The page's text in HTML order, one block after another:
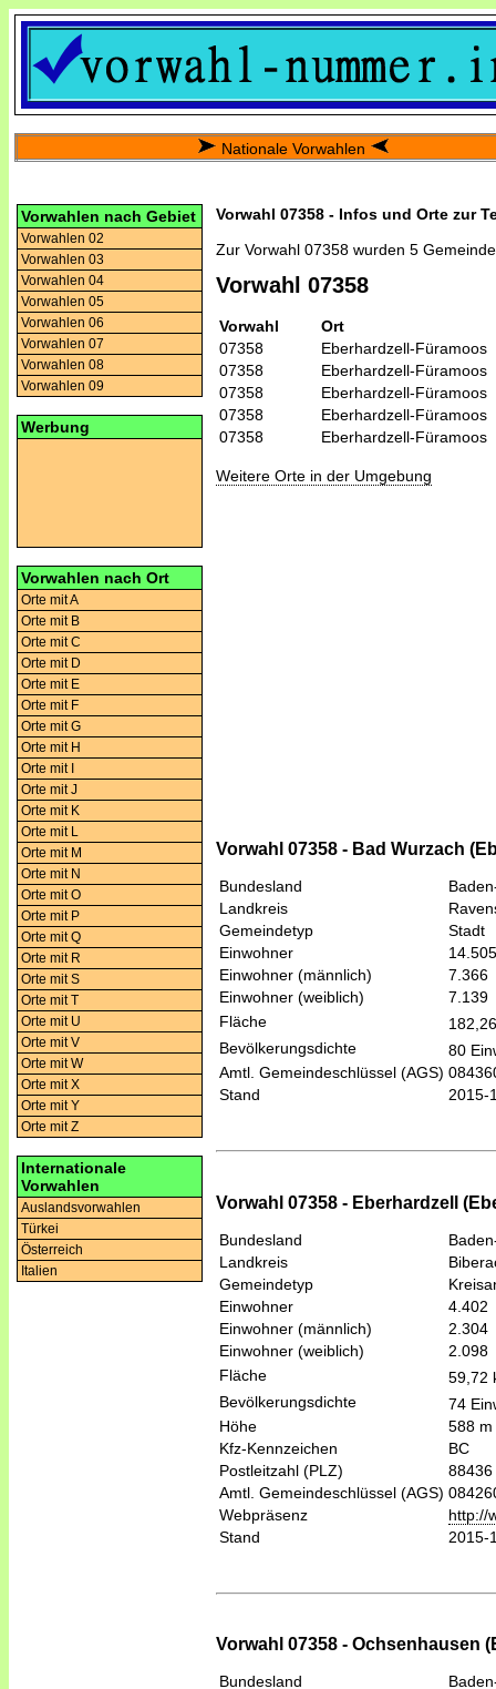
Nationale Vorwahlen
Vorwahlen nach Gebiet
Vorwahlen 02
Vorwahlen 03
Vorwahlen 04
Vorwahlen 05
Vorwahlen 06
Vorwahlen 07
Vorwahlen 08
Vorwahlen 09
Werbung
Vorwahlen nach Ort
Orte mit A
Orte mit B
Orte mit C
Orte mit D
Orte mit E
Orte mit F
Orte mit G
Orte mit H
Orte mit I
Orte mit J
Orte mit K
Orte mit L
Orte mit M
Orte mit N
Orte mit O
Orte mit P
Orte mit Q
Orte mit R
Orte mit S
Orte mit T
Orte mit U
Orte mit V
Orte mit W
Orte mit X
Orte mit Y
Orte mit Z
Internationale
Vorwahlen
Auslandsvorwahlen
Türkei
Österreich
Italien
Vorwahl 07358 - Infos und Orte zur
Zur Vorwahl 07358 wurden 5
Vorwahl 07358
Vorwahl
Ort
07358
Eberhardzell-Füramoos
07358
Eberhardzell-Füramoos
07358
Eberhardzell-Füramoos
07358
Eberhardzell-Füramoos
07358
Eberhardzell-Füramoos
Weitere Orte in der Umgebung
Vorwahl 07358 - Bad Wurzach
Bundesland
Landkreis
Gemeindetyp
Stadt
Einwohner
14.505
Einwohner (männlich)
7.366
Einwohner (weiblich)
7.139
Fläche
Bevölkerungsdichte
80
Amtl. Gemeindeschlüssel (AGS)
Stand
2015-
Vorwahl 07358 - Eberhardzell
Bundesland
Landkreis
Gemeindetyp
Einwohner
4.402
Einwohner (männlich)
2.304
Einwohner (weiblich)
2.098
Fläche
59,72
Bevölkerungsdichte
74
Höhe
588 m
Kfz-Kennzeichen
BC
Postleitzahl (PLZ)
88436
Amtl. Gemeindeschlüssel (AGS)
Webpräsenz
http://
Stand
2015-
Vorwahl 07358 - Ochsenhausen
Bundesland